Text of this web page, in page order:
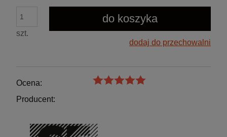
szt.
do koszyka
dodaj do przechowalni
Ocena:
Producent: